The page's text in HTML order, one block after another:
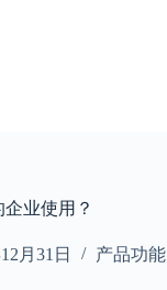
业使用？
月31日 产品功能